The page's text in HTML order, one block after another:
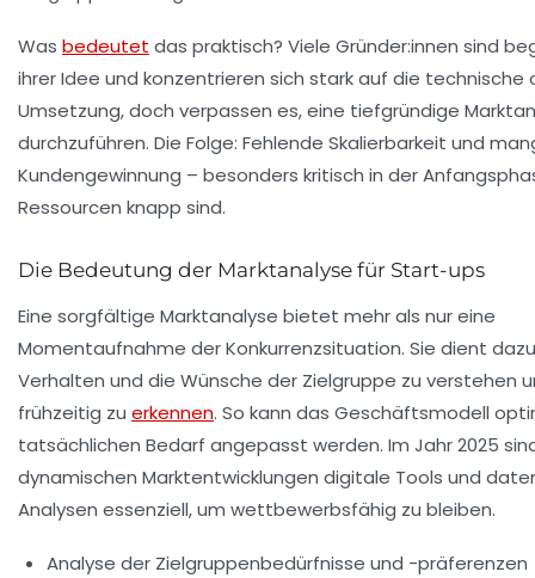
Was bedeutet das praktisch? Viele Gründer:innen sind
ihrer Idee und konzentrieren sich stark auf die technische
Umsetzung, doch verpassen es, eine tiefgründige
durchzuführen. Die Folge: Fehlende Skalierbarkeit und
Kundengewinnung – besonders kritisch in der
Ressourcen knapp sind.
Die Bedeutung der Marktanalyse für Start-ups
Eine sorgfältige Marktanalyse bietet mehr als nur eine
Momentaufnahme der Konkurrenzsituation. Sie dient
Verhalten und die Wünsche der Zielgruppe zu verstehen
frühzeitig zu erkennen. So kann das Geschäftsmodell
tatsächlichen Bedarf angepasst werden. Im Jahr 2025
dynamischen Marktentwicklungen digitale Tools und
Analysen essenziell, um wettbewerbsfähig zu bleiben.
Analyse der Zielgruppenbedürfnisse und -präferenzen